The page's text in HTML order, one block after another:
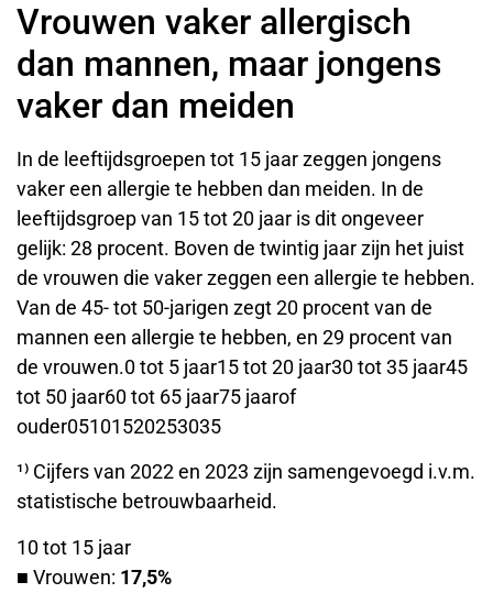
Vrouwen vaker allergisch
dan mannen, maar jongens
vaker dan meiden
In de leeftijdsgroepen tot 15 jaar zeggen jongens
vaker een allergie te hebben dan meiden. In de
leeftijdsgroep van 15 tot 20 jaar is dit ongeveer
gelijk: 28 procent. Boven de twintig jaar zijn het juist
de vrouwen die vaker zeggen een allergie te hebben.
Van de 45- tot 50-jarigen zegt 20 procent van de
mannen een allergie te hebben, en 29 procent van
de vrouwen.0 tot 5 jaar15 tot 20 jaar30 tot 35 jaar45
tot 50 jaar60 tot 65 jaar75 jaarof
ouder05101520253035
¹⁾ Cijfers van 2022 en 2023 zijn samengevoegd i.v.m.
statistische betrouwbaarheid.
10 tot 15 jaar
■ Vrouwen: 17,5%